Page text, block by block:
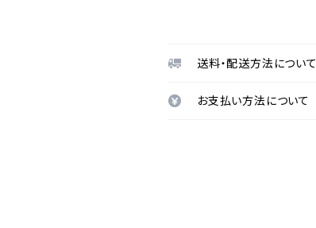
送料・配送方法について
お支払い方法について